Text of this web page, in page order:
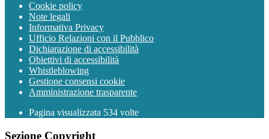
Cookie policy
Note legali
Informativa Privacy
Ufficio Relazioni con il Pubblico
Dichiarazione di accessibilità
Obiettivi di accessibilità
Whistleblowing
Gestione consensi cookie
Amministrazione trasparente
Pagina visualizzata 534 volte
Sezione Copyright